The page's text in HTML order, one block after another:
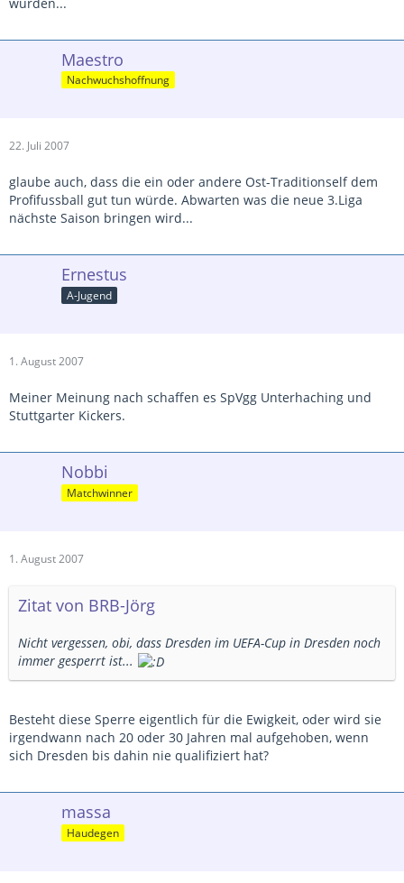
Maestro
Nachwuchshoffnung
22. Juli 2007
glaube auch, dass die ein oder andere Ost-Traditionself dem
Profifussball gut tun würde. Abwarten was die neue 3.Liga
nächste Saison bringen wird...
Ernestus
A-Jugend
1. August 2007
Meiner Meinung nach schaffen es SpVgg Unterhaching und
Stuttgarter Kickers.
Nobbi
Matchwinner
1. August 2007
Zitat von BRB-Jörg
Nicht vergessen, obi, dass Dresden im UEFA-Cup in Dresden noch
immer gesperrt ist...
Besteht diese Sperre eigentlich für die Ewigkeit, oder wird sie
irgendwann nach 20 oder 30 Jahren mal aufgehoben, wenn
sich Dresden bis dahin nie qualifiziert hat?
massa
Haudegen